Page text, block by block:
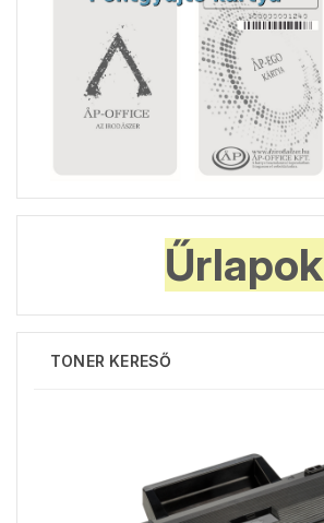
Űrlapok
TONER KERESŐ